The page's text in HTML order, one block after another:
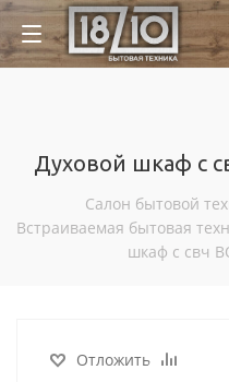
Духовой шкаф с
Салон бытовой
Встраиваемая бытовая
шкаф с свч
Отложить